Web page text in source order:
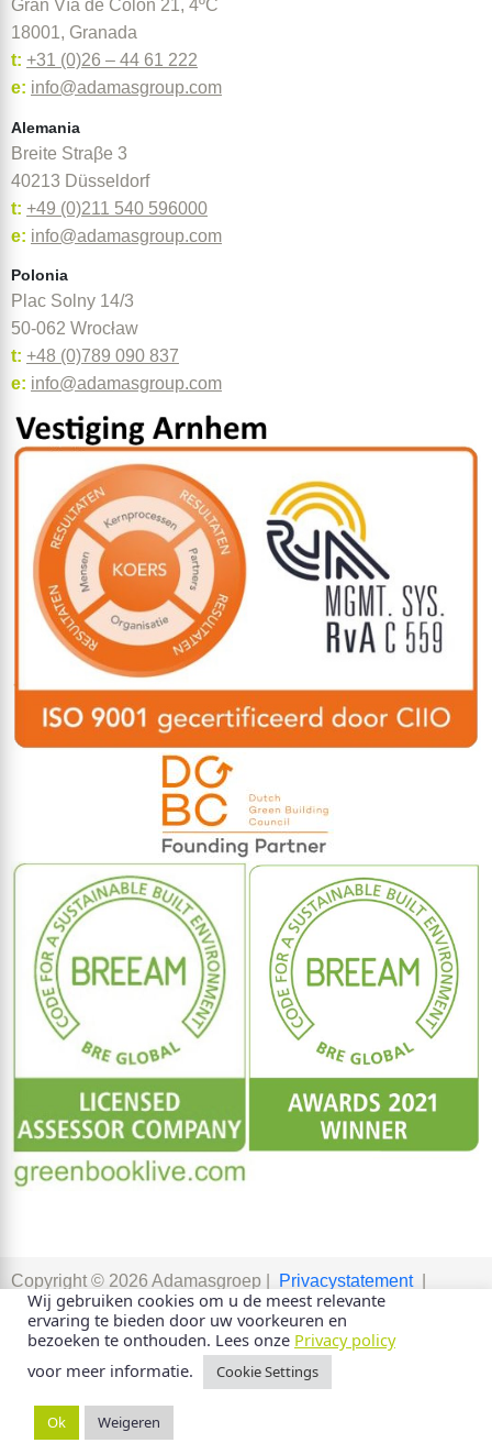
Gran Vía de Colón 21, 4ºC
18001, Granada
t: +31 (0)26 – 44 61 222
e: info@adamasgroup.com
Alemania
Breite Straβe 3
40213 Düsseldorf
t: +49 (0)211 540 596000
e: info@adamasgroup.com
Polonia
Plac Solny 14/3
50-062 Wrocław
t: +48 (0)789 090 837
e: info@adamasgroup.com
Copyright © 2026 Adamasgroep | Privacystatement|
Algemene voorwaarden
Wij gebruiken cookies om u de meest relevante
ervaring te bieden door uw voorkeuren en
bezoeken te onthouden. Lees onze Privacy policy
voor meer informatie.
Cookie Settings
Ok Weigeren